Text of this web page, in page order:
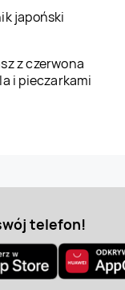
japoński
z czerwona
i pieczarkami
telefon!